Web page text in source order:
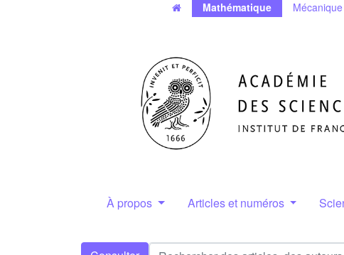
Mathématique Mécanique
À propos Articles et numéros